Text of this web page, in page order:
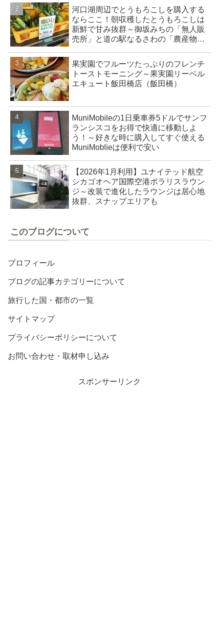
河口湖周辺でとうもろこしを購入する
ならここ！朝収穫したとうもろこしは
新鮮で甘み抜群～御坂みちの「無人販
売所」と道の駅なるさわの「農産物直
果実園でフルーツたっぷりのフレンチ
トーストモーニング～果実園リーベル
エキュート飯田橋店（飯田橋）
MuniMobileの1日乗車券5ドルでサンフ
ランシスコをお得で快適に移動しよ
う！～好きな時に購入してすぐ使える
MuniMoblieは便利で安い
【2026年1月利用】ユナイテッド航空
シカゴオヘア国際空港ポラリスラウン
ジ～改装で進化したラウンジは居心地
抜群、スナップエリアも
このブログについて
プロフィール
ブログの記事カテゴリーについて
旅行した国・都市の一覧
サイトマップ
プライバシーポリシーについて
お問い合わせ・取材申し込み
スポンサーリンク